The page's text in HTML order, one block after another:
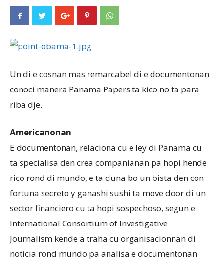
Noticia
Un di e cosnan mas remarcabel di e documentonan
conoci manera Panama Papers ta kico no ta para
riba dje.
Americanonan
E documentonan, relaciona cu e ley di Panama cu
ta specialisa den crea companianan pa hopi hende
rico rond di mundo, e ta duna bo un bista den con
fortuna secreto y ganashi sushi ta move door di un
sector financiero cu ta hopi sospechoso, segun e
International Consortium of Investigative
Journalism kende a traha cu organisacionnan di
noticia rond mundo pa analisa e documentonan